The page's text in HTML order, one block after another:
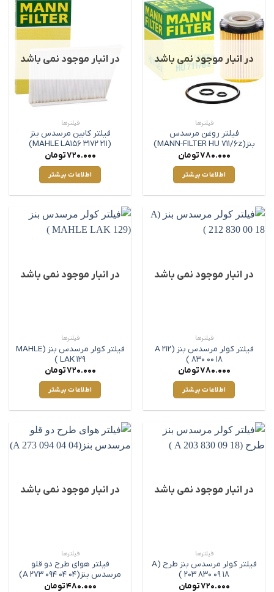
در انبار موجود نمی باشد
فیلترها
فیلتر روغن مرسدس
بنز(MANN-FILTER HU 711/6z)
780.000تومان
اطلاعات بیشتر
در انبار موجود نمی باشد
فیلترها
فیلتر کابین مرسدس بنز
(MAHLE LA156 3172 211)
720.000تومان
اطلاعات بیشتر
در انبار موجود نمی باشد
فیلترها
فیلتر کولر مرسدس بنز (A 212
830 00 18 )
780.000تومان
اطلاعات بیشتر
در انبار موجود نمی باشد
فیلترها
فیلتر کولر مرسدس بنز (MAHLE
LAK 129 )
720.000تومان
اطلاعات بیشتر
در انبار موجود نمی باشد
فیلترها
فیلتر کولر مرسدس بنز طرح (A
203 830 09 18 )
720.000تومان
در انبار موجود نمی باشد
فیلترها
فیلتر هوای طرح دو قلو
مرسدس بنز(A 273 094 04 04)
480.000تومان